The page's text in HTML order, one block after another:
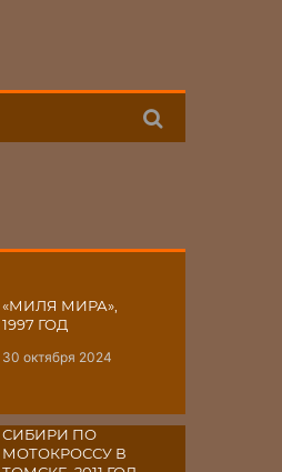
Поиск
«МИЛЯ МИРА»,
1997 ГОД
30 октября 2024
ЧЕМПИОНАТ
СИБИРИ ПО
МОТОКРОССУ В